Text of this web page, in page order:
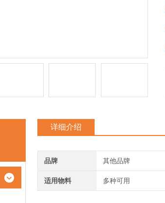
详细介绍
品牌 其他品牌
适用物料 多种可用